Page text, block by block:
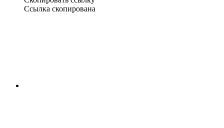
Ссылка скопирована